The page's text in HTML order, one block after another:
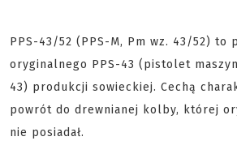
PPS-43/52 (PPS-M, Pm wz. 43/52) to
oryginalnego PPS-43 (pistolet
43) produkcji sowieckiej. Cechą
powrót do drewnianej kolby, której
nie posiadał.